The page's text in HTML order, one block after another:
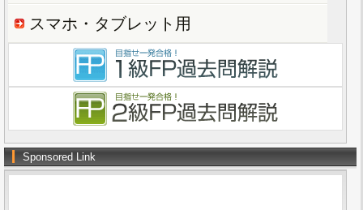
スマホ・タブレット用
Sponsored Link